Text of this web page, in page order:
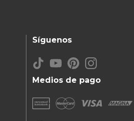
Medios de pago
Síguenos